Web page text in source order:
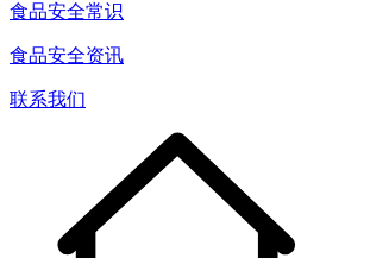
食品安全常识
食品安全资讯
联系我们